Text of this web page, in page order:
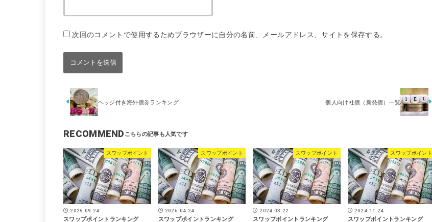
次回のコメントで使用するためブラウザーに自分の名前、メールアドレス、サイトを保存する。
ヘッジ付き海外債券ランキング 個人向け社債（新発債）一覧
RECOMMEND
スワップポイント
2025.09.24
スワップポイントランキング
スワップポイント
2026.04.24
スワップポイントランキング
スワップポイント
2024.03.22
スワップポイントランキング
スワップポイント
2024.11.24
スワップポイントランキング